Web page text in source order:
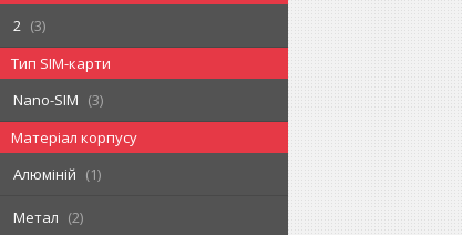
2
3
Тип SIM-карти
Nano-SIM
3
Матеріал корпусу
Алюміній
1
Метал 2